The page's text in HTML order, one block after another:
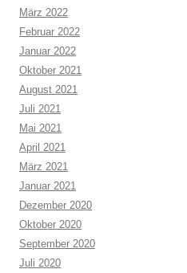
März 2022
Februar 2022
Januar 2022
Oktober 2021
August 2021
Juli 2021
Mai 2021
April 2021
März 2021
Januar 2021
Dezember 2020
Oktober 2020
September 2020
Juli 2020